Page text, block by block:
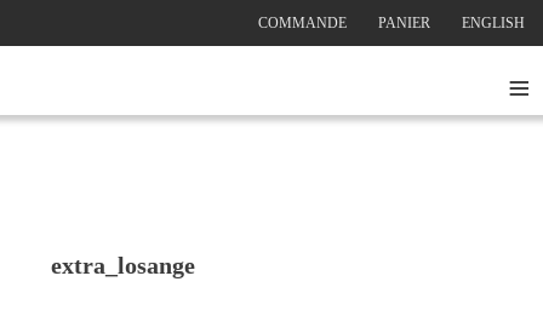
COMMANDE PANIER ENGLISH
≡
extra_losange